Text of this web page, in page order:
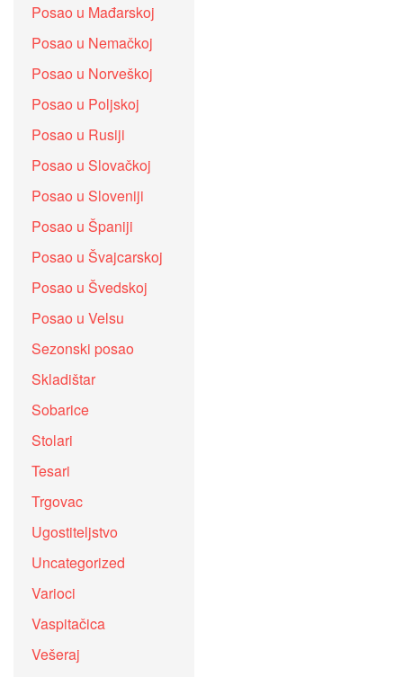
Posao u Mađarskoj
Posao u Nemačkoj
Posao u Norveškoj
Posao u Poljskoj
Posao u Rusiji
Posao u Slovačkoj
Posao u Sloveniji
Posao u Španiji
Posao u Švajcarskoj
Posao u Švedskoj
Posao u Velsu
Sezonski posao
Skladištar
Sobarice
Stolari
Tesari
Trgovac
Ugostiteljstvo
Uncategorized
Varioci
Vaspitačica
Vešeraj